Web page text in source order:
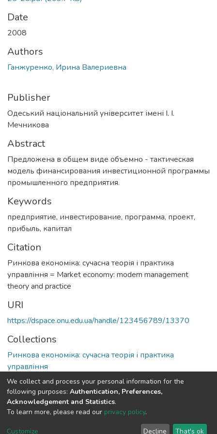
Date
2008
Authors
Ганжуренко, Ирина Валериевна
Publisher
Одеський національний університет імені І. І.
Мечникова
Abstract
Предложена в общем виде объемно - тактическая
модель финансирования инвестиционной программы
промышленного предприятия.
Keywords
предприятие, инвестирование, программа, проект,
прибыль, капитал
Citation
Ринкова економіка: сучасна теорія і практика
управління = Market economy: modern management
theory and practice
URI
https://dspace.onu.edu.ua/handle/123456789/13370
Collections
Ринкова економіка: сучасна теорія і практика
управління
Full item page
DSpace software copyright © 2009-2026
Cookie End User Send
We collect and process your personal information for the
following purposes: Authentication, Preferences,
Acknowledgement and Statistics.
To learn more, please read our privacy policy.
Customize Decline That's ok